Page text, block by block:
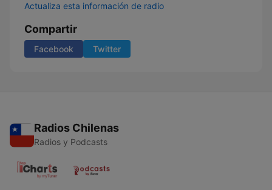
Actualiza esta información de radio
Compartir
Facebook Twitter
Radios Chilenas
Radios y Podcasts